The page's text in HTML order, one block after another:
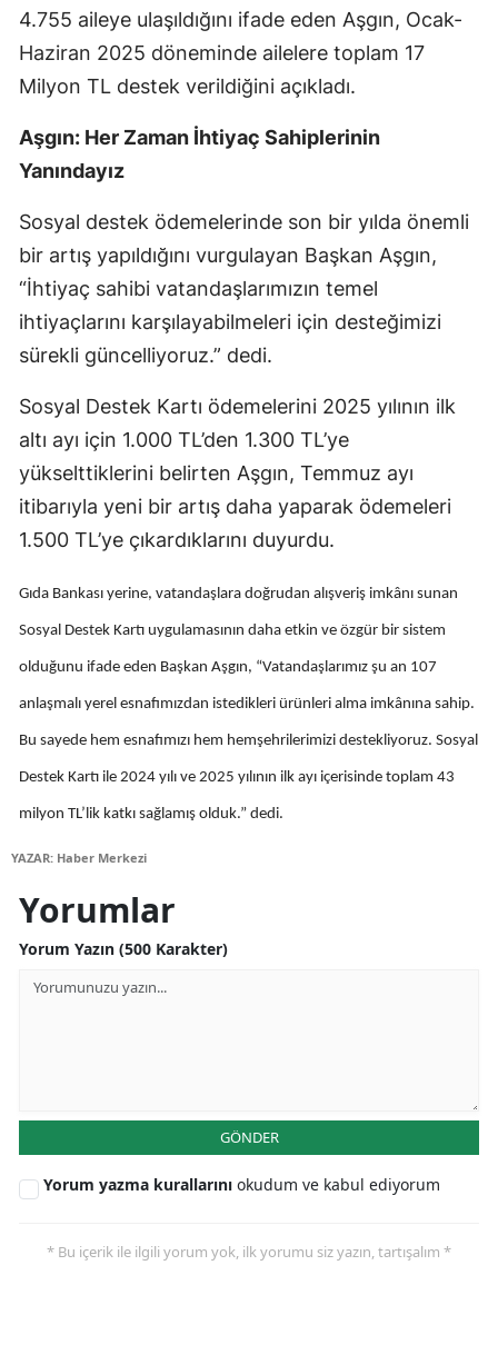
Kars
Kastamonu
Kocaeli
Konya
Kütahya
Kahramanmaraş
Mardin
Niğde
Ordu
Trabzon
Şanlıurfa
4.755 aileye ulaşıldığını ifade eden Aşgın, Ocak-
Haziran 2025 döneminde ailelere toplam 17
Milyon TL destek verildiğini açıkladı.
Aşgın: Her Zaman İhtiyaç Sahiplerinin
Yanındayız
Sosyal destek ödemelerinde son bir yılda önemli
bir artış yapıldığını vurgulayan Başkan Aşgın,
“İhtiyaç sahibi vatandaşlarımızın temel
ihtiyaçlarını karşılayabilmeleri için desteğimizi
sürekli güncelliyoruz.” dedi.
Sosyal Destek Kartı ödemelerini 2025 yılının ilk
altı ayı için 1.000 TL’den 1.300 TL’ye
yükselttiklerini belirten Aşgın, Temmuz ayı
itibarıyla yeni bir artış daha yaparak ödemeleri
1.500 TL’ye çıkardıklarını duyurdu.
Gıda Bankası yerine, vatandaşlara doğrudan alışveriş imkânı sunan
Sosyal Destek Kartı uygulamasının daha etkin ve özgür bir sistem
olduğunu ifade eden Başkan Aşgın, “Vatandaşlarımız şu an 107
anlaşmalı yerel esnafımızdan istedikleri ürünleri alma imkânına sahip.
Bu sayede hem esnafımızı hem hemşehrilerimizi destekliyoruz. Sosyal
Destek Kartı ile 2024 yılı ve 2025 yılının ilk ayı içerisinde toplam 43
milyon TL’lik katkı sağlamış olduk.” dedi.
YAZAR: Haber Merkezi
Yorumlar
Yorum Yazın (500 Karakter)
GÖNDER
Yorum yazma kurallarını okudum ve kabul ediyorum
* Bu içerik ile ilgili yorum yok, ilk yorumu siz yazın, tartışalım *